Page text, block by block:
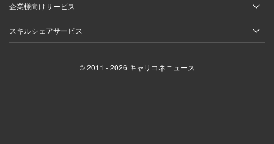
企業様向けサービス
スキルシェアサービス
© 2011 - 2026 キャリコネニュース